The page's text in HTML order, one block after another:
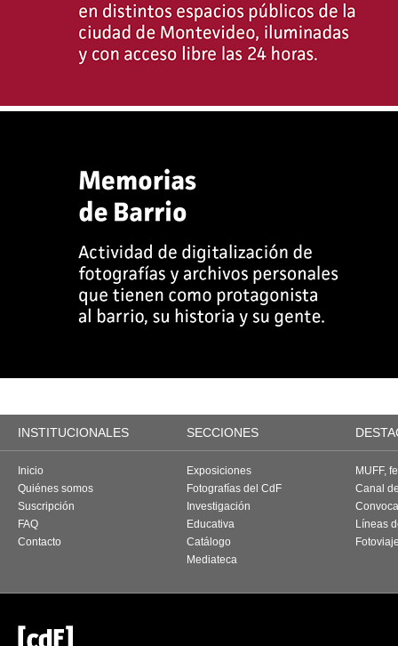
INSTITUCIONALES SECCIONES
Inicio
Quiénes somos
Suscripción
FAQ
Contacto
Exposiciones
Fotografías del CdF
Investigación
Educativa
Catálogo
Mediateca
MUFF,
Canal
Líneas